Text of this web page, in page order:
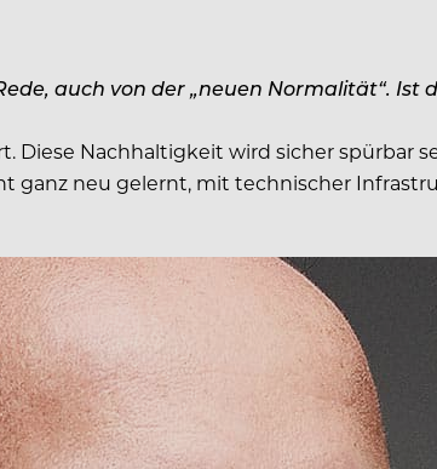
auch von der „neuen Normalität“.
Diese Nachhaltigkeit wird sicher spürbar
ganz neu gelernt, mit technischer